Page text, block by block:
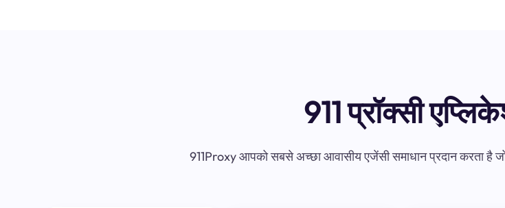
911 प्रॉक्सी
911Proxy आपको सबसे अच्छा आवासीय एजेंसी समाधान प्रदान करता है